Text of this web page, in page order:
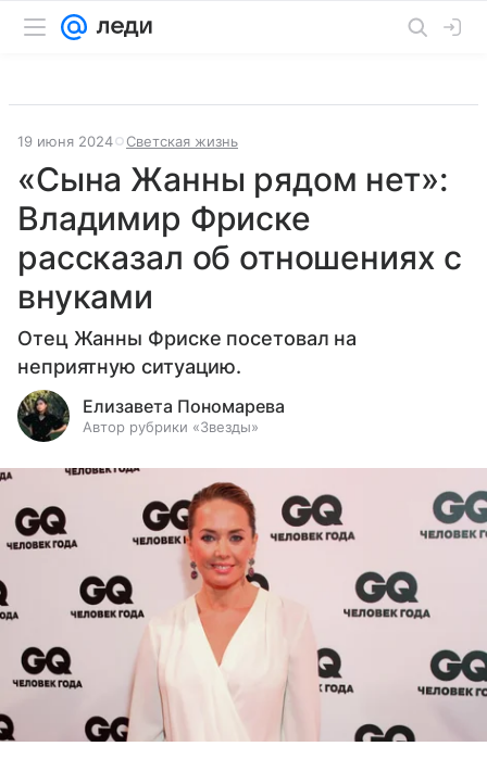
19 июня 2024 Светская жизнь
«Сына Жанны рядом нет»:
Владимир Фриске
рассказал об отношениях с
внуками
Отец Жанны Фриске посетовал на
неприятную ситуацию.
Елизавета Пономарева
Автор рубрики «Звезды»